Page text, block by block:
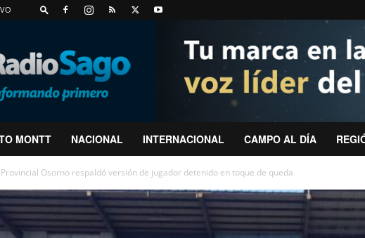
MONTT NACIONAL INTERNACIONAL CAMPO AL DÍA
Provincial Osorno respaldó versión de jugador detenido en toque de queda